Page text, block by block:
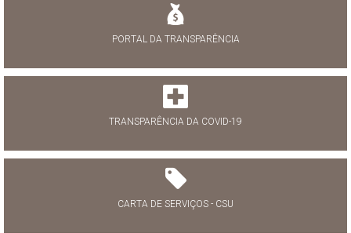
PORTAL DA TRANSPARÊNCIA
TRANSPARÊNCIA DA COVID-19
CARTA DE SERVIÇOS - CSU